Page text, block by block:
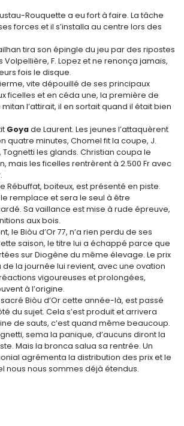
Rouquette a eu fort à faire. La tâche
forces et il s’installa au centre lors des
tira son épingle du jeu par des ripostes
F. Lopez et ne renonça jamais,
fois le disque.
vite dépouillé de ses principaux
ficelles et en céda une, la première de
l’attirait, il en sortait quand il était bien
Goyade Laurent. Les jeunes l’attaquèrent
quatre minutes, Chomel fit la coupe, J.
les glands. Christian coupa le
mais les ficelles rentrèrent à 2.500 Fr avec
Rébuffat, boiteux, est présenté en piste.
remplace et sera le seul à être
Sa vaillance est mise à rude épreuve,
aux bois.
le Biòu d’Or 77, n’a rien perdu de ses
saison, le titre lui a échappé parce que
sur Diogène du même élevage. Le prix
la journée lui revient, avec une ovation
vigoureuses et prolongées,
à l’origine.
Biòu d’Or cette année-là, est passé
du sujet. Cela s’est produit et arrivera
de sauts, c’est quand même beaucoup.
sema la panique, d’aucuns diront la
Mais la bronca salua sa rentrée. Un
agrémenta la distribution des prix et le
nous nous sommes déjà étendus.